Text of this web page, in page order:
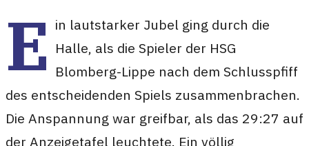
E in lautstarker Jubel ging durch die
Halle, als die Spieler der HSG
Blomberg-Lippe nach dem Schlusspfiff
des entscheidenden Spiels zusammenbrachen.
Die Anspannung war greifbar, als das 29:27 auf
der Anzeigetafel leuchtete. Ein völlig